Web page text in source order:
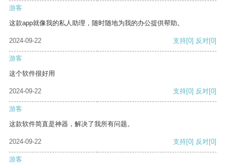
游客
这款app就像我的私人助理，随时随地为我的办公提供帮助。
2024-09-22 支持[0] 反对[0]
游客
这个软件很好用
2024-09-22 支持[0] 反对[0]
游客
这款软件简直是神器，解决了我所有问题。
2024-09-22 支持[0] 反对[0]
游客